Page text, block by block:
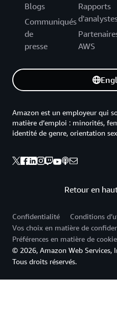
Blogs
Communiqués
de
presse
Rapports
AWS
Retour en
Amazon est un employeur qui
matière d’emploi : minorités,
identité de genre, orientation
Confidentialité
Conditions
Vos choix en matière de
Préférences en matière de
© 2026, Amazon Web Services,
Tous droits réservés.